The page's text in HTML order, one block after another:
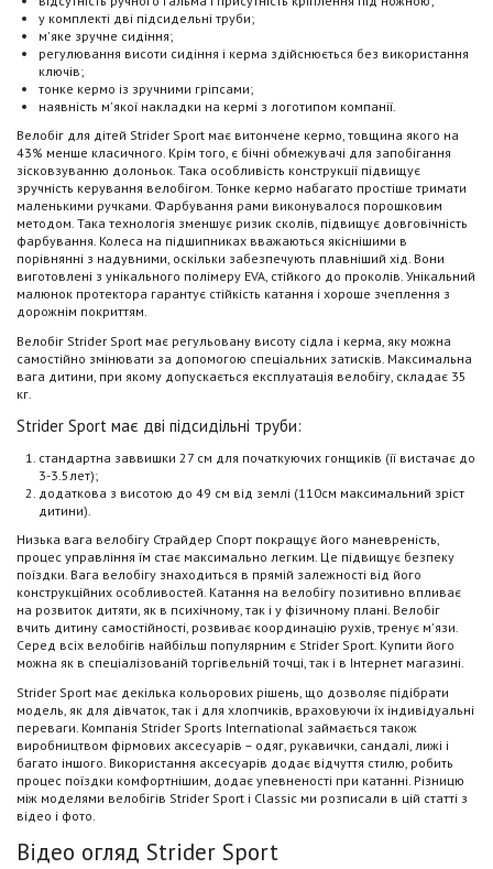
у комплекті дві підсидельні труби;
м'яке зручне сидіння;
регулювання висоти сидіння і керма здійснюється без використання
ключів;
тонке кермо із зручними гріпсами;
наявність м'якої накладки на кермі з логотипом компанії.
Велобіг для дітей Strider Sport має витончене кермо, товщина якого на
43% менше класичного. Крім того, є бічні обмежувачі для запобігання
зісковзуванню долоньок. Така особливість конструкції підвищує
зручність керування велобігом. Тонке кермо набагато простіше тримати
маленькими ручками. Фарбування рами виконувалося порошковим
методом. Така технологія зменшує ризик сколів, підвищує довговічність
фарбування. Колеса на підшипниках вважаються якіснішими в
порівнянні з надувними, оскільки забезпечують плавніший хід. Вони
виготовлені з унікального полімеру EVA, стійкого до проколів. Унікальний
малюнок протектора гарантує стійкість катання і хороше зчеплення з
дорожнім покриттям.
Велобіг Strider Sport має регульовану висоту сідла і керма, яку можна
самостійно змінювати за допомогою спеціальних затисків. Максимальна
вага дитини, при якому допускається експлуатація велобігу, складає 35
кг.
Strider Sport має дві підсидільні труби:
стандартна заввишки 27 см для початкуючих гонщиків (її вистачає до
3-3.5лет);
додаткова з висотою до 49 см від землі (110см максимальний зріст
дитини).
Низька вага велобігу Страйдер Спорт покращує його маневреність,
процес управління їм стає максимально легким. Це підвищує безпеку
поїздки. Вага велобігу знаходиться в прямій залежності від його
конструкційних особливостей. Катання на велобігу позитивно впливає
на розвиток дитяти, як в психічному, так і у фізичному плані. Велобіг
вчить дитину самостійності, розвиває координацію рухів, тренує м'язи.
Серед всіх велобігів найбільш популярним є Strider Sport. Купити його
можна як в спеціалізованій торгівельній точці, так і в Інтернет магазині.
Strider Sport має декілька кольорових рішень, що дозволяє підібрати
модель, як для дівчаток, так і для хлопчиків, враховуючи їх індивідуальні
переваги. Компанія Strider Sports International займається також
виробництвом фірмових аксесуарів – одяг, рукавички, сандалі, лижі і
багато іншого. Використання аксесуарів додає відчуття стилю, робить
процес поїздки комфортнішим, додає упевненості при катанні. Різницю
між моделями велобігів Strider Sport і Classic ми розписали в цій статті з
відео і фото.
Відео огляд Strider Sport